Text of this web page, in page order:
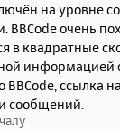
на уровне
BBCode очень
в квадратные
информацией
BBCode, ссылка
сообщений.